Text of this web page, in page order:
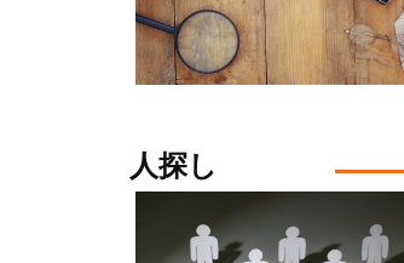
人探し